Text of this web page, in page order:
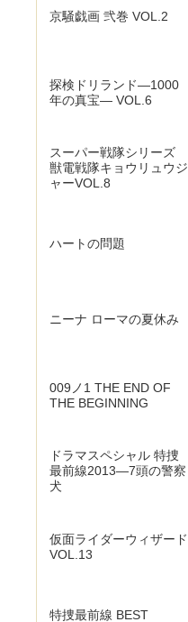
京騒戯画 弐巻 VOL.2
探検ドリランド―1000
年の真宝― VOL.6
スーパー戦隊シリーズ
獣電戦隊キョウリュウジ
ャーVOL.8
ハートの問題
ニーナ ローマの夏休み
009ノ1 THE END OF
THE BEGINNING
ドラマスペシャル 特捜
最前線2013―7頭の警察
犬
仮面ライダーウィザード
VOL.13
特捜最前線 BEST